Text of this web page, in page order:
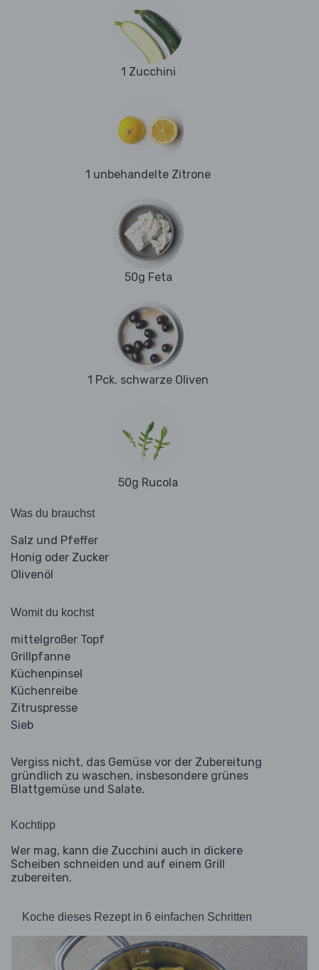
1 Zucchini
1 unbehandelte Zitrone
50g Feta
1 Pck. schwarze Oliven
50g Rucola
Was du brauchst
Salz und Pfeffer
Honig oder Zucker
Olivenöl
Womit du kochst
mittelgroßer Topf
Grillpfanne
Küchenpinsel
Küchenreibe
Zitruspresse
Sieb
Vergiss nicht, das Gemüse vor der Zubereitung
gründlich zu waschen, insbesondere grünes
Blattgemüse und Salate.
Kochtipp
Wer mag, kann die Zucchini auch in dickere
Scheiben schneiden und auf einem Grill
zubereiten.
Koche dieses Rezept in 6 einfachen Schritten